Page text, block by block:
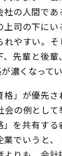
社の人間で
上司の下に
れやすい。
、先輩と後
濃くなってい
格」が優先
会の例とし
」を共有す
業でいうと